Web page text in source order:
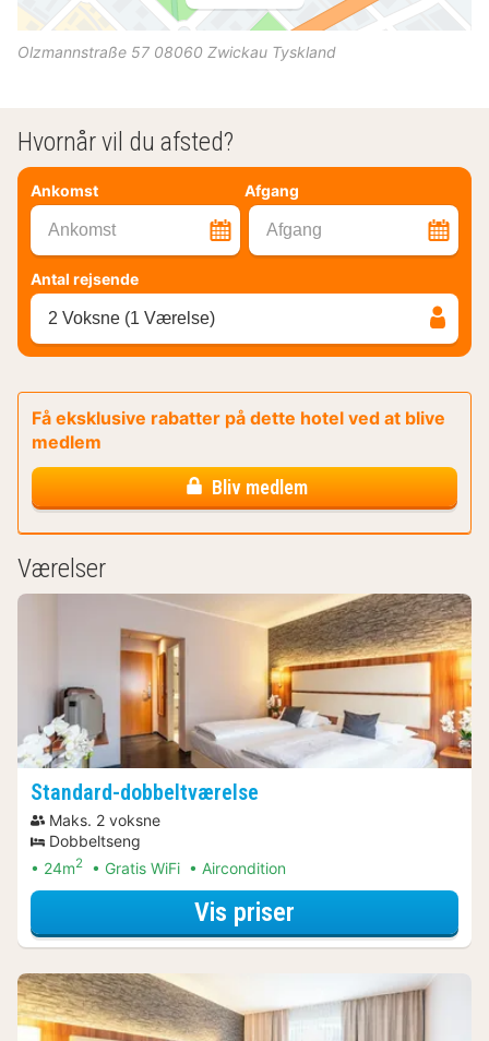
Olzmannstraße 57 08060 Zwickau Tyskland
Hvornår vil du afsted?
Ankomst Afgang
Ankomst Afgang
Antal rejsende
2 Voksne (1 Værelse)
Få eksklusive rabatter på dette hotel ved at blive
medlem
Bliv medlem
Værelser
Standard-dobbeltværelse
Maks. 2 voksne
Dobbeltseng
24m2 Gratis WiFi Aircondition
Vis priser